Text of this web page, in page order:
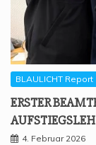
BLAULICHT Report
ERS­TER
4. Februar 2026